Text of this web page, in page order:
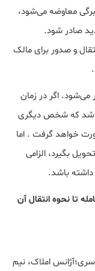
معاوضه می‌شود،
و صدور برای مالک
می‌شود. اگر در زمان
که شخص دیگری
خواهد گرفت . اما
بگیرد، الزامی
باشد.
تا نحوه انتقال آن
املاک، نیم